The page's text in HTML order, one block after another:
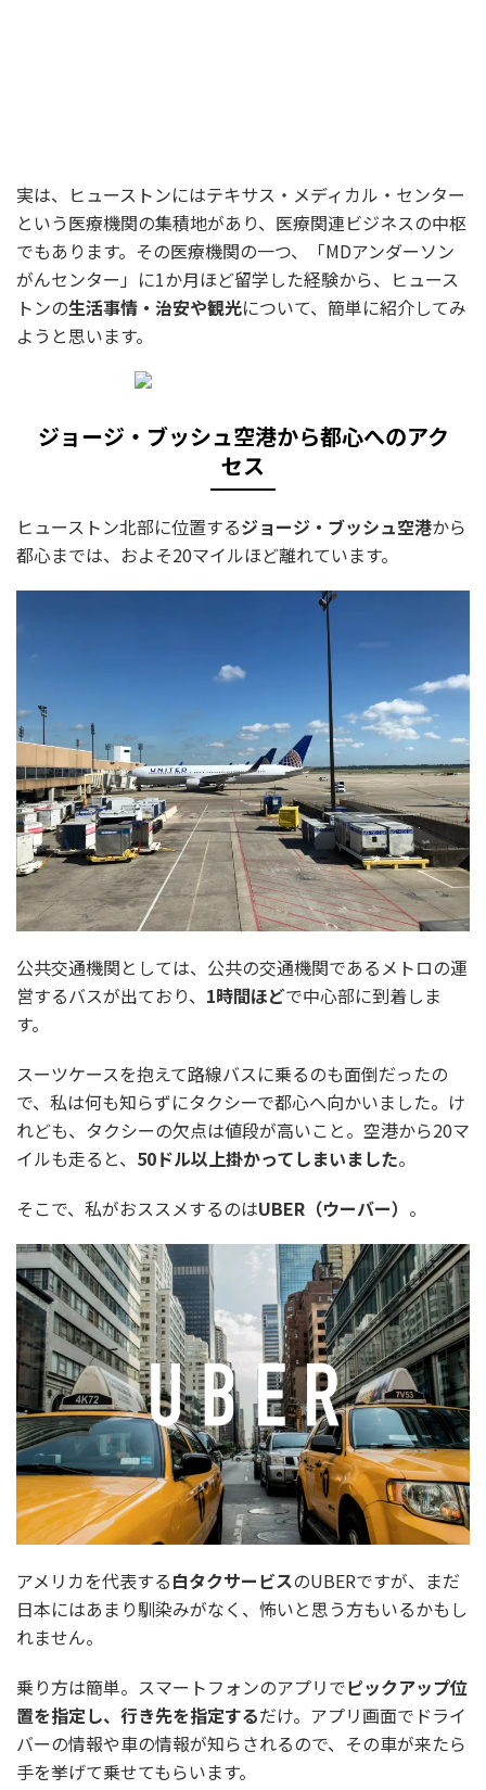
実は、ヒューストンにはテキサス・メディカル・センター
という医療機関の集積地があり、医療関連ビジネスの中枢
でもあります。その医療機関の一つ、「MDアンダーソン
がんセンター」に1か月ほど留学した経験から、ヒュース
トンの生活事情・治安や観光について、簡単に紹介してみ
ようと思います。
ジョージ・ブッシュ空港から都心へのアク
セス
ヒューストン北部に位置するジョージ・ブッシュ空港から
都心までは、およそ20マイルほど離れています。
公共交通機関としては、公共の交通機関であるメトロの運
営するバスが出ており、 1時間ほどで中心部に到着しま
す。
スーツケースを抱えて路線バスに乗るのも面倒だったの
で、私は何も知らずにタクシーで都心へ向かいました。け
れども、タクシーの欠点は値段が高いこと。空港から20マ
イルも走ると、 50ドル以上掛かってしまいました。
そこで、私がおススメするのはUBER（ウーバー） 。
アメリカを代表する白タクサービスのUBERですが、まだ
日本にはあまり馴染みがなく、怖いと思う方もいるかもし
れません。
乗り方は簡単。スマートフォンのアプリでピックアップ位
置を指定し、行き先を指定するだけ。アプリ画面でドライ
バーの情報や車の情報が知らされるので、その車が来たら
手を挙げて乗せてもらいます。